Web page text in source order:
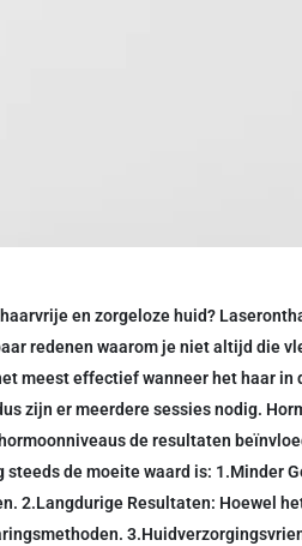
en zorgeloze huid?
redenen waarom je niet altijd die
meest effectief wanneer het haar
zijn er meerdere sessies nodig.
de resultaten
steeds de moeite waard is: 1.Minder
2.Langdurige Resultaten: Hoewel